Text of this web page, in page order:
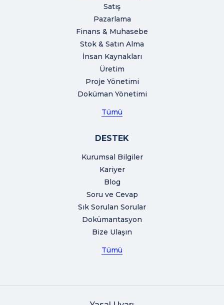
Satış
Pazarlama
Finans & Muhasebe
Stok & Satın Alma
İnsan Kaynakları
Üretim
Proje Yönetimi
Doküman Yönetimi
Tümü
DESTEK
Kurumsal Bilgiler
Kariyer
Blog
Soru ve Cevap
Sık Sorulan Sorular
Dokümantasyon
Bize Ulaşın
Tümü